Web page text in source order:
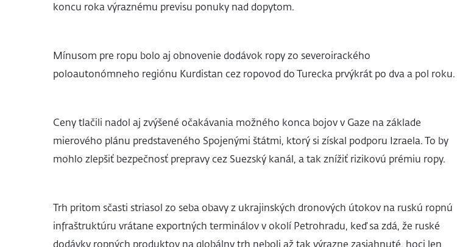
koncu roka výraznému previsu ponuky nad dopytom.
Mínusom pre ropu bolo aj obnovenie dodávok ropy zo severoirackého
poloautonómneho regiónu Kurdistan cez ropovod do Turecka prvýkrát po dva a pol roku.
Ceny tlačili nadol aj zvýšené očakávania možného konca bojov v Gaze na základe
mierového plánu predstaveného Spojenými štátmi, ktorý si získal podporu Izraela. To by
mohlo zlepšiť bezpečnosť prepravy cez Suezský kanál, a tak znížiť rizikovú prémiu ropy.
Trh pritom sčasti striasol zo seba obavy z ukrajinských dronových útokov na ruskú ropnú
infraštruktúru vrátane exportných terminálov v okolí Petrohradu, keď sa zdá, že ruské
dodávky ropných produktov na globálny trh neboli až tak výrazne zasiahnuté, hoci len